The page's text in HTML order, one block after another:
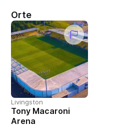
Orte
Livingston
Tony Macaroni
Arena